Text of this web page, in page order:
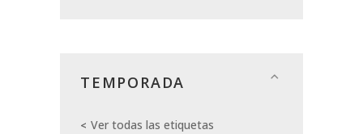
TEMPORADA
Ver todas las etiquetas